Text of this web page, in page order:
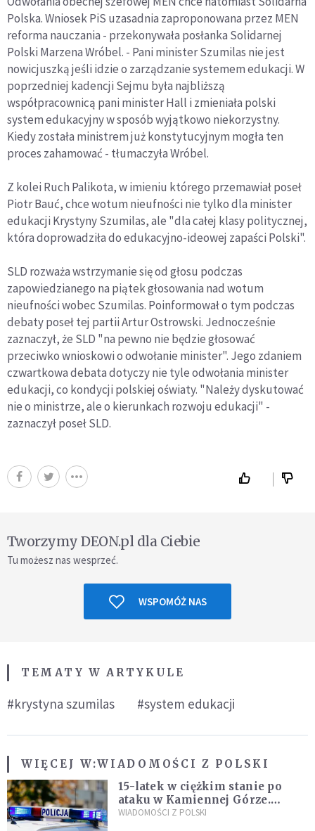
Polska. Wniosek PiS uzasadnia zaproponowana przez MEN
reforma nauczania - przekonywała posłanka Solidarnej
Polski Marzena Wróbel. - Pani minister Szumilas nie jest
nowicjuszką jeśli idzie o zarządzanie systemem edukacji. W
poprzedniej kadencji Sejmu była najbliższą
współpracownicą pani minister Hall i zmieniała polski
system edukacyjny w sposób wyjątkowo niekorzystny.
Kiedy została ministrem już konstytucyjnym mogła ten
proces zahamować - tłumaczyła Wróbel.
Z kolei Ruch Palikota, w imieniu którego przemawiał poseł
Piotr Bauć, chce wotum nieufności nie tylko dla minister
edukacji Krystyny Szumilas, ale "dla całej klasy politycznej,
która doprowadziła do edukacyjno-ideowej zapaści Polski".
SLD rozważa wstrzymanie się od głosu podczas
zapowiedzianego na piątek głosowania nad wotum
nieufności wobec Szumilas. Poinformował o tym podczas
debaty poseł tej partii Artur Ostrowski. Jednocześnie
zaznaczył, że SLD "na pewno nie będzie głosować
przeciwko wnioskowi o odwołanie minister". Jego zdaniem
czwartkowa debata dotyczy nie tyle odwołania minister
edukacji, co kondycji polskiej oświaty. "Należy dyskutować
nie o ministrze, ale o kierunkach rozwoju edukacji" -
zaznaczył poseł SLD.
Tworzymy DEON.pl dla Ciebie
Tu możesz nas wesprzeć.
WSPOMÓŻ NAS
TEMATY W ARTYKULE
#krystyna szumilas #system edukacji
WIĘCEJ W:WIADOMOŚCI Z POLSKI
15-latek w ciężkim stanie po
ataku w Kamiennej Górze.
Policja zatrzymała dwóch
WIADOMOŚCI Z POLSKI